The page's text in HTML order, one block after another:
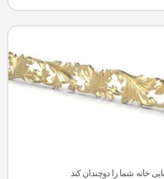
خانه شما را دوچندان کند